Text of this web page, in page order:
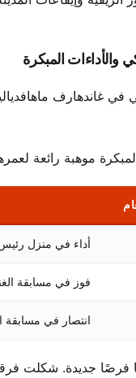
والأداءات المبكرة
في غاندهارف
موهبة رائعة
أداء في منزل رئيس
فوز في مسابقة
انتصار في مسابقة
فرصًا جديدة. شكلت